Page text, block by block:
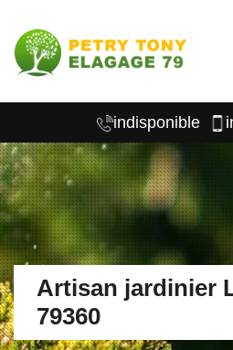
indisponible
Artisan jardinier
79360